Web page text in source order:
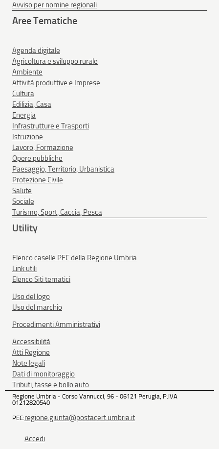
Avviso per nomine regionali
Aree Tematiche
Agenda digitale
Agricoltura e sviluppo rurale
Ambiente
Attività produttive e Imprese
Cultura
Edilizia, Casa
Energia
Infrastrutture e Trasporti
Istruzione
Lavoro, Formazione
Opere pubbliche
Paesaggio, Territorio, Urbanistica
Protezione Civile
Salute
Sociale
Turismo, Sport, Caccia, Pesca
Utility
Elenco caselle PEC della Regione Umbria
Link utili
Elenco Siti tematici
Uso del logo
Uso del marchio
Procedimenti Amministrativi
Accessibilità
Atti Regione
Note legali
Dati di monitoraggio
Tributi, tasse e bollo auto
Regione Umbria - Corso Vannucci, 96 - 06121 Perugia, P.IVA
01212820540
PEC:regione.giunta@postacert.umbria.it
Accedi